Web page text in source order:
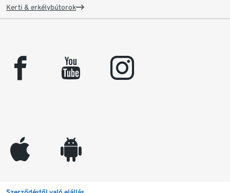
Kerti & erkélybútorok
facebook youtube instagram
appleinc android